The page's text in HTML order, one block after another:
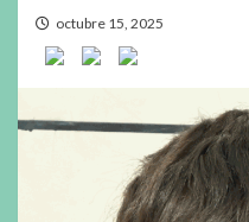
octubre 15, 2025